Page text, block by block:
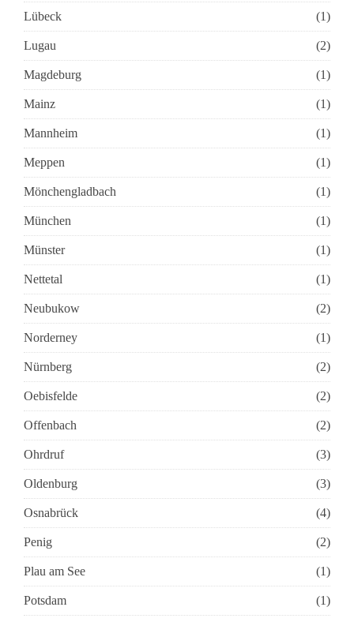
Lübeck (1)
Lugau (2)
Magdeburg (1)
Mainz (1)
Mannheim (1)
Meppen (1)
Mönchengladbach (1)
München (1)
Münster (1)
Nettetal (1)
Neubukow (2)
Norderney (1)
Nürnberg (2)
Oebisfelde (2)
Offenbach (2)
Ohrdruf (3)
Oldenburg (3)
Osnabrück (4)
Penig (2)
Plau am See (1)
Potsdam (1)